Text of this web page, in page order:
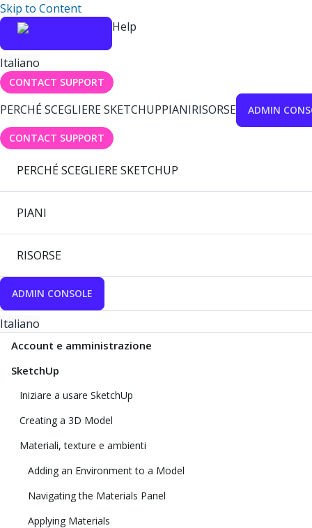
Skip to Content
Help
Italiano
CONTACT SUPPORT
PERCHÉ SCEGLIERE SKETCHUPPIANIRISORSE ADMIN
CONTACT SUPPORT
PERCHÉ SCEGLIERE SKETCHUP
PIANI
RISORSE
ADMIN CONSOLE
Italiano
Account e amministrazione
SketchUp
Iniziare a usare SketchUp
Creating a 3D Model
Materiali, texture e ambienti
Adding an Environment to a Model
Navigating the Materials Panel
Applying Materials